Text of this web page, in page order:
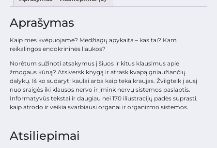
Aprašymas
Kaip mes kvėpuojame? Medžiagų apykaita – kas tai? Kam
reikalingos endokrininės liaukos?
Norėtum sužinoti atsakymus į šiuos ir kitus klausimus apie
žmogaus kūną? Atsiversk knygą ir atrask kvapą gniaužiančių
dalykų. Iš ko sudaryti kaulai arba kaip teka kraujas. Žvilgtelk į ausį
nuo sraigės iki klausos nervo ir įmink nervų sistemos paslaptis.
Informatyvūs tekstai ir daugiau nei 170 iliustracijų padės suprasti,
kaip atrodo ir veikia svarbiausi organai ir organizmo sistemos.
Atsiliepimai